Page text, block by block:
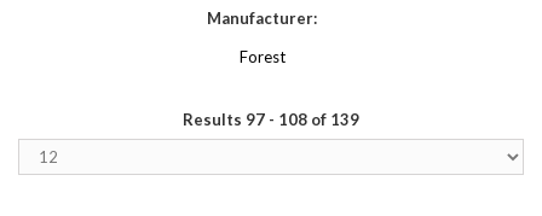
Manufacturer:
Forest
Results 97 - 108 of 139